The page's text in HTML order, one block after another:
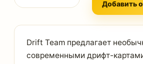
Добавить
Drift Team предлагает
современными дрифт-